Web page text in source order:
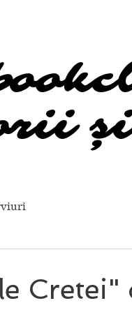
și
și
Cretei"